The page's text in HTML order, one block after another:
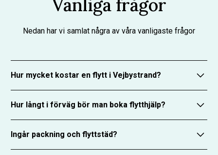
Vanliga frågor
Nedan har vi samlat några av våra vanligaste frågor
Hur mycket kostar en flytt i Vejbystrand?
erbjuder alltid kostnadsfri offert. Med RUT-avdrag
betalar du bara 50% av arbetskostnaden.
Hur långt i förväg bör man boka flytthjälp?
även med kort varsel. Ju tidigare du bokar, desto mer
flexibel kan vi vara med tider.
Ingår packning och flyttstäd?